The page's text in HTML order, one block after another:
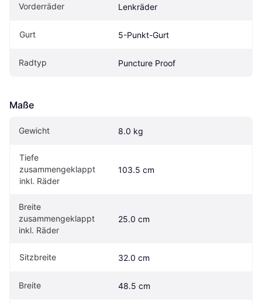
Vorderräder Lenkräder
Gurt 5-Punkt-Gurt
Radtyp Puncture Proof
Maße
Gewicht 8.0 kg
Tiefe
zusammengeklappt
inkl. Räder
103.5 cm
Breite
zusammengeklappt
inkl. Räder
25.0 cm
Sitzbreite 32.0 cm
Breite 48.5 cm